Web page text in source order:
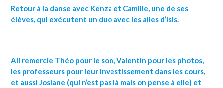
Retour à la danse avec Kenza et Camille, une de ses
élèves, qui exécutent un duo avec les ailes d’Isis.
Ali remercie Théo pour le son, Valentin pour les photos,
les professeurs pour leur investissement dans les cours,
et aussi Josiane (qui n’est pas là mais on pense à elle) et